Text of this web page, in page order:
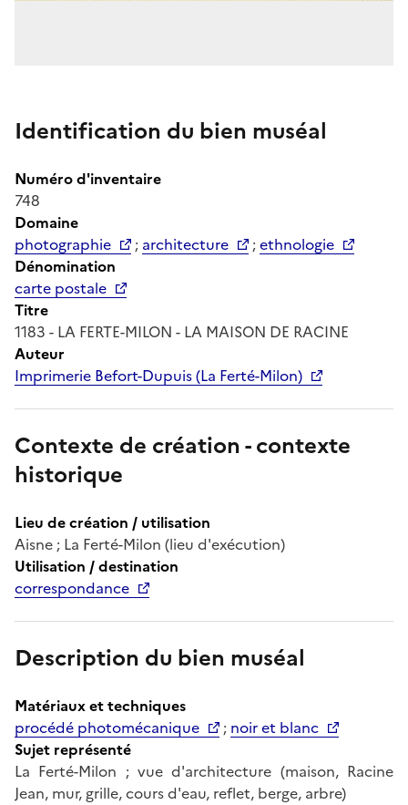
Identification du bien muséal
Numéro d'inventaire
748
Domaine
photographie
; architecture ;ethnologie
Dénomination
carte postale
Titre
1183 - LA FERTE-MILON - LA MAISON DE RACINE
Auteur
Imprimerie Befort-Dupuis (La Ferté-Milon)
Contexte de création - contexte
historique
Lieu de création / utilisation
Aisne ; La Ferté-Milon (lieu d'exécution)
Utilisation / destination
correspondance
Description du bien muséal
Matériaux et techniques
procédé photomécanique
; noir et blanc
Sujet représenté
La Ferté-Milon ; vue d'architecture (maison, Racine
Jean, mur, grille, cours d'eau, reflet, berge, arbre)